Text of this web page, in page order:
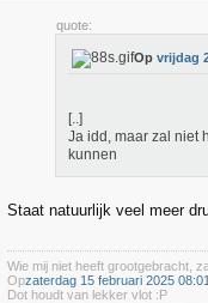
quote:
Op vrijdag
[..]
Ja idd, maar zal niet
kunnen
Staat natuurlijk veel meer
Wie mij niet heeft grootgebracht,
Opzaterdag 15 februari 2025 08:01
Dot houdt van lekker vlot :P